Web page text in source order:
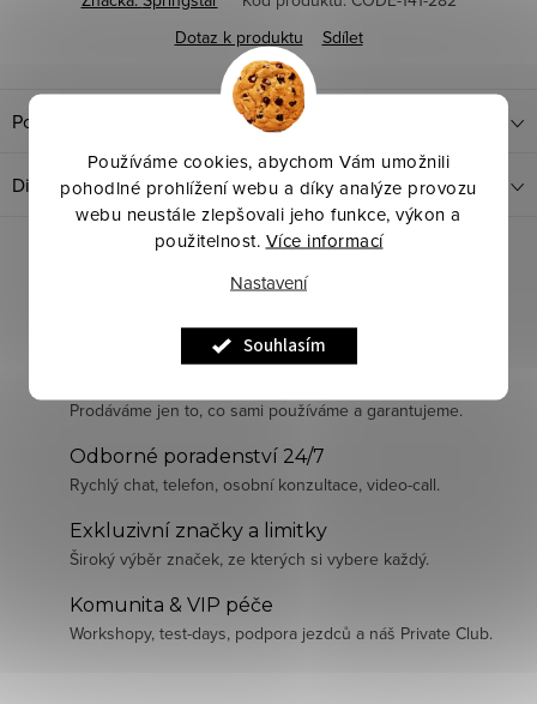
Používáme cookies, abychom Vám umožnili
pohodlné prohlížení webu a díky analýze provozu
webu neustále zlepšovali jeho funkce, výkon a
použitelnost. Více informací
Nastavení
Souhlasím
Dotaz k produktu
Sdílet
Popis produktu
Diskuze
Prodáváme jen to, co sami používáme a garantujeme.
Odborné poradenství 24/7
Rychlý chat, telefon, osobní konzultace, video-call.
Exkluzivní značky a limitky
Široký výběr značek, ze kterých si vybere každý.
Komunita & VIP péče
Workshopy, test-days, podpora jezdců a náš Private Club.